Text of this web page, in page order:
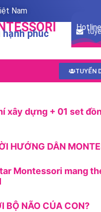
Nam
phúc
TUYỂN
xây dựng + 01 set
HƯỚNG DẪN
Montessori mang
BỘ NÃO CỦA CON?